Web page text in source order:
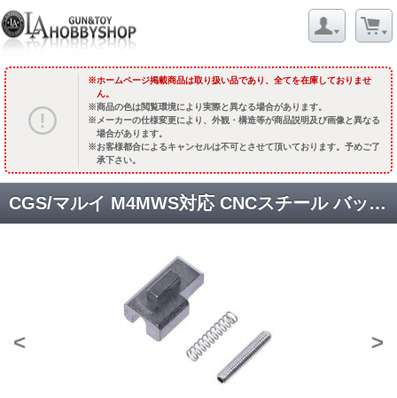
ホームページ掲載商品は取り扱い品であり、全てを在庫しておりませ
ん。
商品の色は閲覧環境により実際と異なる場合があります。
メーカーの仕様変更により、外観・構造等が商品説明及び画像と異なる
場合があります。
お客様都合によるキャンセルは不可とさせて頂いております。予めご了
承下さい。
CGS/マルイ M4MWS対応 CNCスチール バッファーロック [CGS-OT-0037] [取寄]
< >